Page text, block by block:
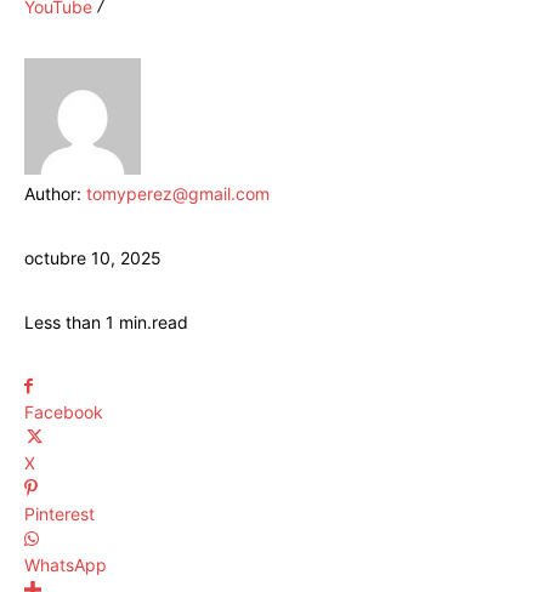
YouTube
Author: tomyperez@gmail.com
octubre 10, 2025
Less than 1 min.read
Facebook
X
Pinterest
WhatsApp